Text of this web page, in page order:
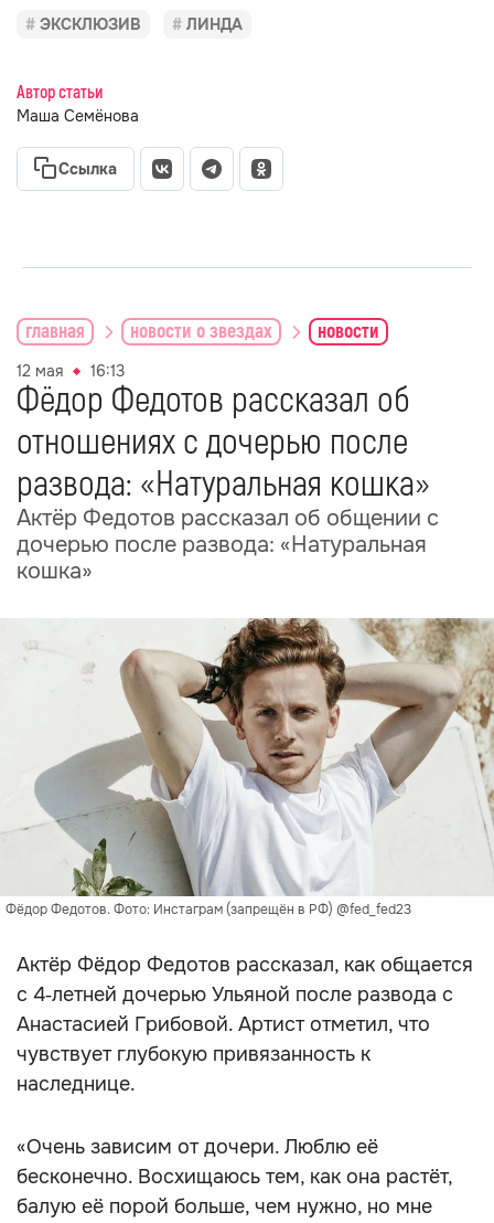
ЭКСКЛЮЗИВ ЛИНДА
Автор статьи
Маша Семёнова
Ссылка
главная новости о звездах новости
12 мая 16:13
Фёдор Федотов рассказал об
отношениях с дочерью после
развода: «Натуральная кошка»
Актёр Федотов рассказал об общении с
дочерью после развода: «Натуральная
кошка»
Фёдор Федотов. Фото: Инстаграм (запрещён в РФ) @fed_fed23
Актёр Фёдор Федотов рассказал, как общается
с 4‑летней дочерью Ульяной после развода с
Анастасией Грибовой. Артист отметил, что
чувствует глубокую привязанность к
наследнице.
«Очень зависим от дочери. Люблю её
бесконечно. Восхищаюсь тем, как она растёт,
балую её порой больше, чем нужно, но мне